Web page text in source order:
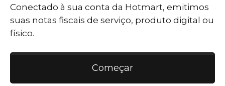
Conectado à sua conta da Hotmart, emitimos
suas notas fiscais de serviço, produto digital ou
físico.
Começar